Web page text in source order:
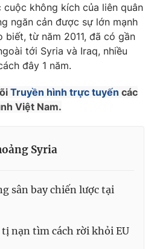
Infographic
Shorts video
Bất động sản
Tấm lòng Việt
Vươn mình bằng AI
không kích của liên quân
ngăn cản được sự lớn mạnh
biết, từ năm 2011, đã có gần
tới Syria và Iraq, nhiều
đây 1 năm.
Truyền hình trực tuyến các
Việt Nam.
Syria
sân bay chiến lược tại
nạn tìm cách rời khỏi EU